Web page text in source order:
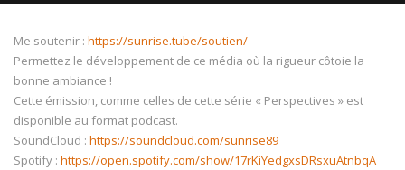
NOW PLAYING
Me soutenir : https://sunrise.tube/soutien/
Permettez le développement de ce média où la rigueur côtoie la
bonne ambiance !
Cette émission, comme celles de cette série « Perspectives » est
disponible au format podcast.
SoundCloud : https://soundcloud.com/sunrise89
Spotify : https://open.spotify.com/show/17rKiYedgxsDRsxuAtnbqA